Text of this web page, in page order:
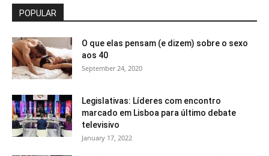
POPULAR
O que elas pensam (e dizem) sobre o sexo
aos 40
September 24, 2020
Legislativas: Líderes com encontro
marcado em Lisboa para último debate
televisivo
January 17, 2022